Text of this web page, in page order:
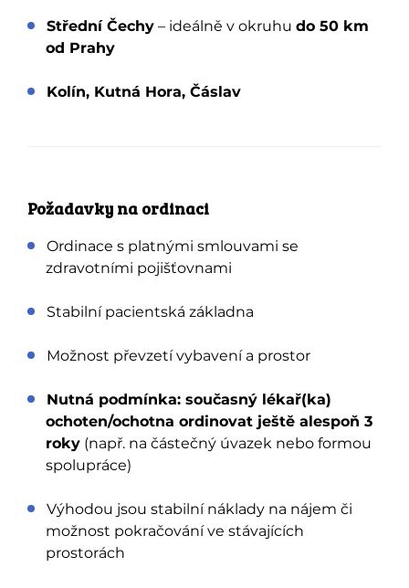
Střední Čechy – ideálně v okruhu do 50 km
od Prahy
Kolín, Kutná Hora, Čáslav
Požadavky na ordinaci
Ordinace s platnými smlouvami se
zdravotními pojišťovnami
Stabilní pacientská základna
Možnost převzetí vybavení a prostor
Nutná podmínka: současný lékař(ka)
ochoten/ochotna ordinovat ještě alespoň 3
roky (např. na částečný úvazek nebo formou
spolupráce)
Výhodou jsou stabilní náklady na nájem či
možnost pokračování ve stávajících
prostorách